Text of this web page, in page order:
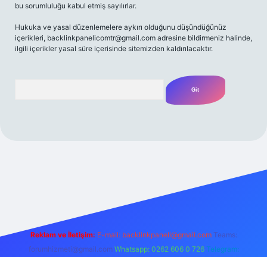
bu sorumluluğu kabul etmiş sayılırlar.
Hukuka ve yasal düzenlemelere aykırı olduğunu düşündüğünüz
içerikleri, backlinkpanelicomtr@gmail.com adresine bildirmeniz halinde,
ilgili içerikler yasal süre içerisinde sitemizden kaldırılacaktır.
Reklam ve İletişim: E-mail: backlinkpaneli@gmail.com Teams:
forumhizmeti@gmail.com Whatsapp: 0262 606 0 726 Telegram: